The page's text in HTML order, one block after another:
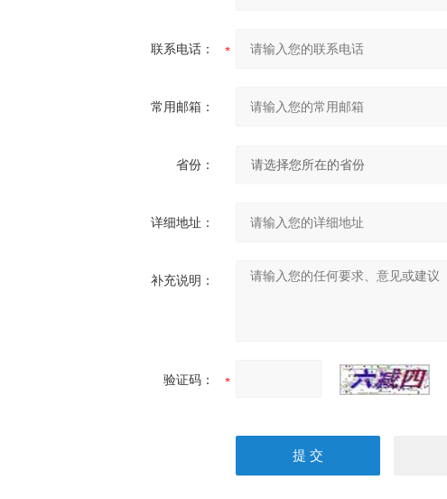
联系电话：
常用邮箱：
省份：
详细地址：
补充说明：
验证码：